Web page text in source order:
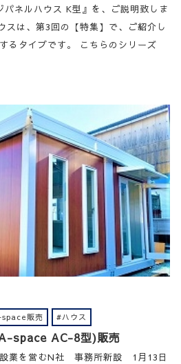
パネルハウス K型』を、ご説明致しま
は、第3回の【特集】で、ご紹介し
るタイプです。 こちらのシリーズ
販売 #ハウス
space AC-8型)販売
業を営むN社 事務所新設 1月13日